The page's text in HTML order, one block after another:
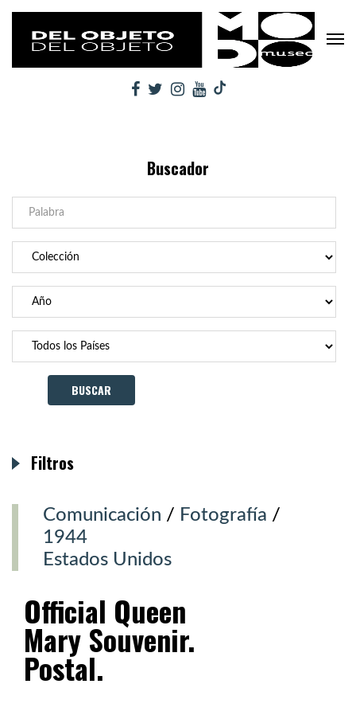
Buscador
Comunicación / Fotografía /
1944
Estados Unidos
Official Queen
Mary Souvenir.
Postal.
Filtros